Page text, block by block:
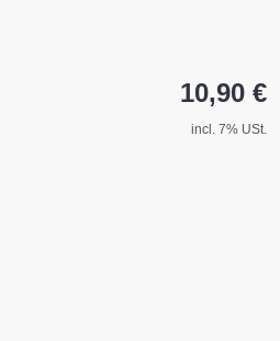
10,90 €
incl. 7% USt.